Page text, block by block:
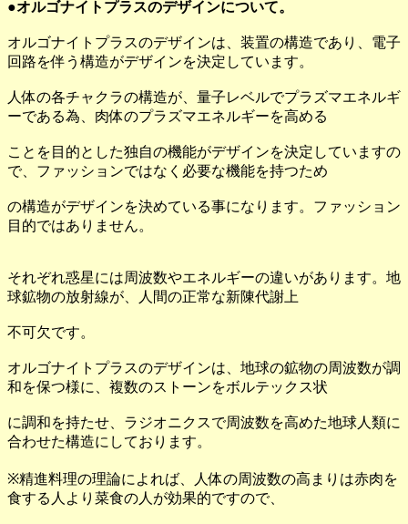
●オルゴナイトプラスのデザインについて。
オルゴナイトプラスのデザインは、装置の構造であり、電子
回路を伴う構造がデザインを決定しています。
人体の各チャクラの構造が、量子レベルでプラズマエネルギ
ーである為、肉体のプラズマエネルギーを高める
ことを目的とした独自の機能がデザインを決定していますの
で、ファッションではなく必要な機能を持つため
の構造がデザインを決めている事になります。ファッション
目的ではありません。
それぞれ惑星には周波数やエネルギーの違いがあります。地
球鉱物の放射線が、人間の正常な新陳代謝上
不可欠です。
オルゴナイトプラスのデザインは、地球の鉱物の周波数が調
和を保つ様に、複数のストーンをボルテックス状
に調和を持たせ、ラジオニクスで周波数を高めた地球人類に
合わせた構造にしております。
※精進料理の理論によれば、人体の周波数の高まりは赤肉を
食する人より菜食の人が効果的ですので、